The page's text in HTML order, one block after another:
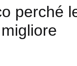
perché